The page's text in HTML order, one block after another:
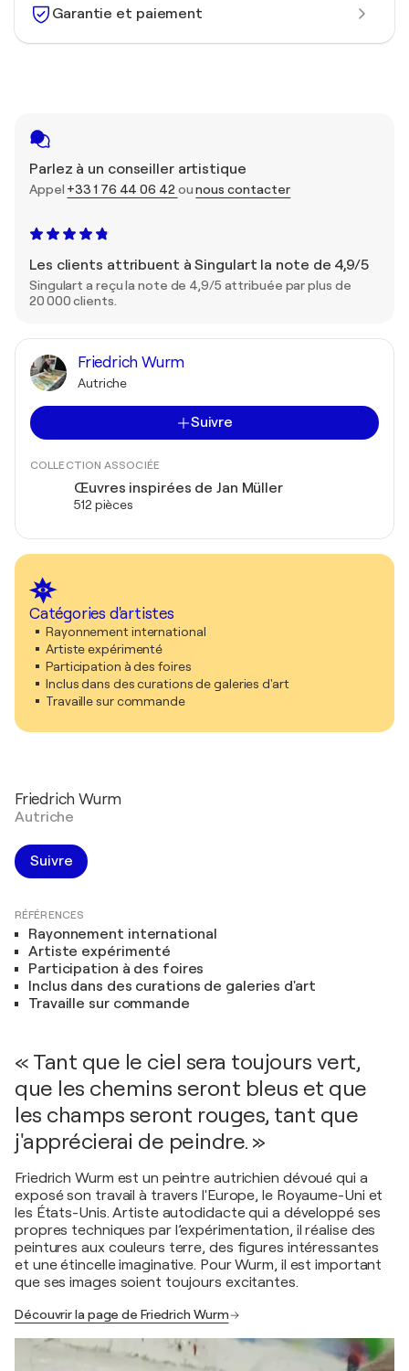
Garantie et paiement
Parlez à un conseiller artistique
Appel +33 1 76 44 06 42ounous contacter
Les clients attribuent à Singulart la note de 4,9/5
Singulart a reçu la note de 4,9/5 attribuée par plus de
20 000 clients.
Friedrich Wurm
Autriche
Suivre
COLLECTION ASSOCIÉE
Œuvres inspirées de Jan Müller
512 pièces
Catégories d'artistes
Rayonnement international
Artiste expérimenté
Participation à des foires
Inclus dans des curations de galeries d'art
Travaille sur commande
Friedrich Wurm
Autriche
Suivre
RÉFÉRENCES
Rayonnement international
Artiste expérimenté
Participation à des foires
Inclus dans des curations de galeries d'art
Travaille sur commande
« Tant que le ciel sera toujours vert,
que les chemins seront bleus et que
les champs seront rouges, tant que
j'apprécierai de peindre. »
Friedrich Wurm est un peintre autrichien dévoué qui a
exposé son travail à travers l'Europe, le Royaume-Uni et
les États-Unis. Artiste autodidacte qui a développé ses
propres techniques par l’expérimentation, il réalise des
peintures aux couleurs terre, des figures intéressantes
et une étincelle imaginative. Pour Wurm, il est important
que ses images soient toujours excitantes.
Découvrir la page de Friedrich Wurm